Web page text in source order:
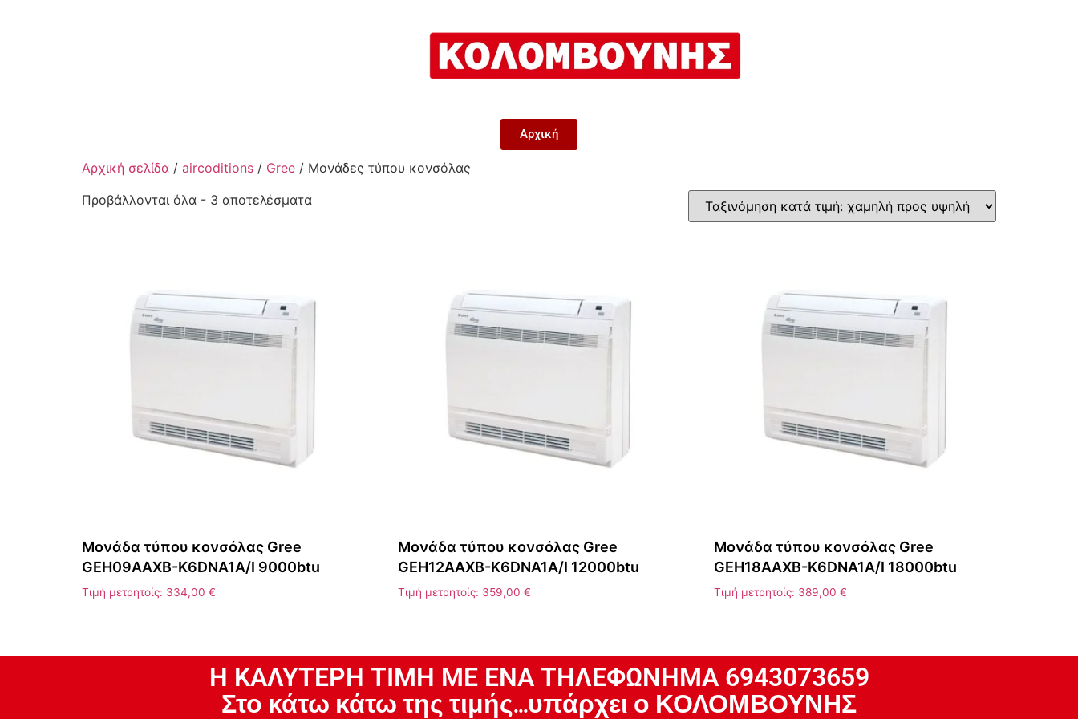
Αρχική
Αρχική σελίδα / aircoditions / Gree / Μονάδες τύπου κονσόλας
Προβάλλονται όλα - 3 αποτελέσματα
Μονάδα τύπου κονσόλας Gree
GEH09AAXB-K6DNA1A/I 9000btu
Τιμή μετρητοίς: 334,00 €
Μονάδα τύπου κονσόλας Gree
GEH12AAXB-K6DNA1A/I 12000btu
Τιμή μετρητοίς: 359,00 €
Μονάδα τύπου κονσόλας Gree
GEH18AAXB-K6DNA1A/I 18000btu
Τιμή μετρητοίς: 389,00 €
H ΚΑΛΥΤΕΡΗ ΤΙΜΗ ΜΕ ΕΝΑ ΤΗΛΕΦΩΝΗΜΑ 6943073659
Στο κάτω κάτω της τιμής...υπάρχει ο ΚΟΛΟΜΒΟΥΝΗΣ